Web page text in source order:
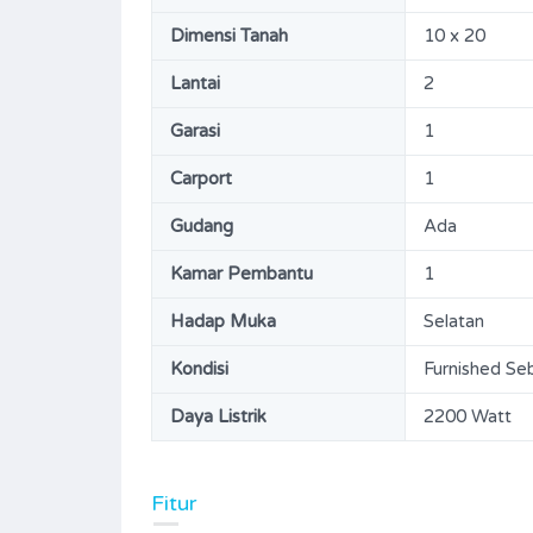
Dimensi Tanah 10 x 20
Lantai 2
Garasi 1
Carport 1
Gudang Ada
Kamar Pembantu 1
Hadap Muka Selatan
Kondisi Furnished
Daya Listrik 2200 Watt
Fitur